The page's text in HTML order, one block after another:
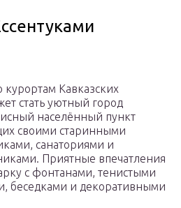
Кавказских
стать уютный город
населённый пункт
своими старинными
санаториями и
Приятные впечатления
с фонтанами, тенистыми
беседками и декоративными